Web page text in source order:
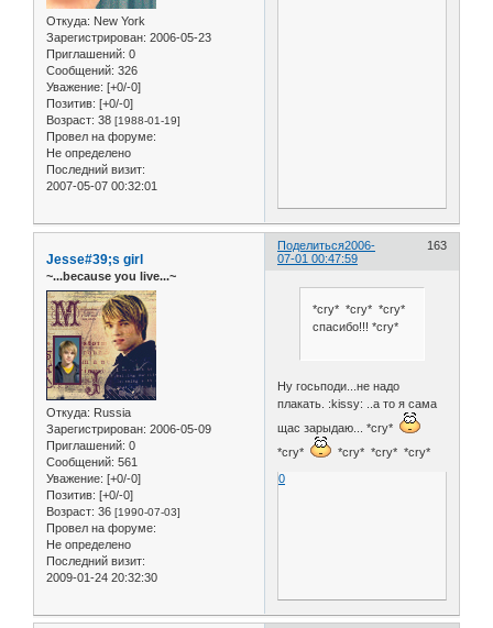
Откуда: New York
Зарегистрирован: 2006-05-23
Приглашений: 0
Сообщений: 326
Уважение: [+0/-0]
Позитив: [+0/-0]
Возраст: 38 [1988-01-19]
Провел на форуме:
Не определено
Последний визит:
2007-05-07 00:32:01
Поделиться 163
2006-
07-01 00:47:59
Jesse#39;s girl
~...because you live...~
Откуда: Russia
Зарегистрирован: 2006-05-09
Приглашений: 0
Сообщений: 561
Уважение: [+0/-0]
Позитив: [+0/-0]
Возраст: 36 [1990-07-03]
Провел на форуме:
Не определено
Последний визит:
2009-01-24 20:32:30
*cry* *cry* *cry*
спасибо!!! *cry*
Ну госьподи...не надо
плакать. :kissy: ..а то я сама
щас зарыдаю... *cry*
*cry*
*cry* *cry* *cry*
0